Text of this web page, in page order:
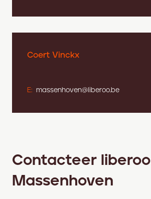
Coert Vinckx
E: massenhoven@liberoo.be
Contacteer liberoo
Massenhoven